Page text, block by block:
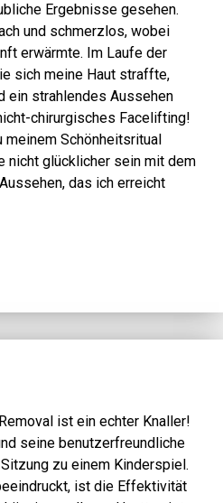
Ergebnisse gesehen.
und schmerzlos, wobei
erwärmte. Im Laufe der
sich meine Haut straffte,
ein strahlendes Aussehen
chirurgisches Facelifting!
Schönheitsritual
nicht glücklicher sein mit dem
das ich erreicht
ist ein echter Knaller!
seine benutzerfreundliche
zu einem Kinderspiel.
ist die Effektivität